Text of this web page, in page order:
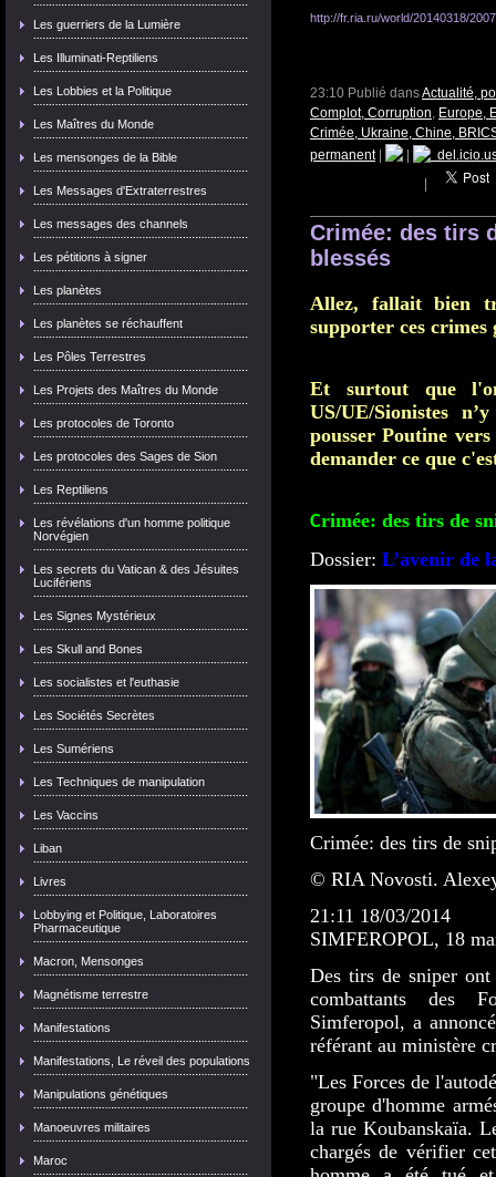
Les guerriers de la Lumière
Les Illuminati-Reptiliens
Les Lobbies et la Politique
Les Maîtres du Monde
Les mensonges de la Bible
Les Messages d'Extraterrestres
Les messages des channels
Les pétitions à signer
Les planètes
Les planètes se réchauffent
Les Pôles Terrestres
Les Projets des Maîtres du Monde
Les protocoles de Toronto
Les protocoles des Sages de Sion
Les Reptiliens
Les révélations d'un homme politique
Norvégien
Les secrets du Vatican & des Jésuites
Lucifériens
Les Signes Mystérieux
Les Skull and Bones
Les socialistes et l'euthasie
Les Sociétés Secrètes
Les Sumériens
Les Techniques de manipulation
Les Vaccins
Liban
Livres
Lobbying et Politique, Laboratoires
Pharmaceutique
Macron, Mensonges
Magnétisme terrestre
Manifestations
Manifestations, Le réveil des populations
Manipulations génétiques
Manoeuvres militaires
Maroc
http://fr.ria.ru/world/20140318/
23:10 Publié dansActualité,
Complot, Corruption, Europe,
Crimée, Ukraine, Chine,
permanent|
Crimée: des tirs
blessés
Allez, fallait bien
supporter ces
Et surtout que
US/UE/Sionistes
pousser Poutine
demander ce que
Crimée: des tirs de
Dossier: L’avenir de
Crimée: des tirs de
© RIA Novosti.
21:11 18/03/2014
SIMFEROPOL, 18
Des tirs de sniper
combattants des
Simferopol, a
référant au ministère
"Les Forces de
groupe d'homme
la rue Koubanskaïa.
chargés de vérifier